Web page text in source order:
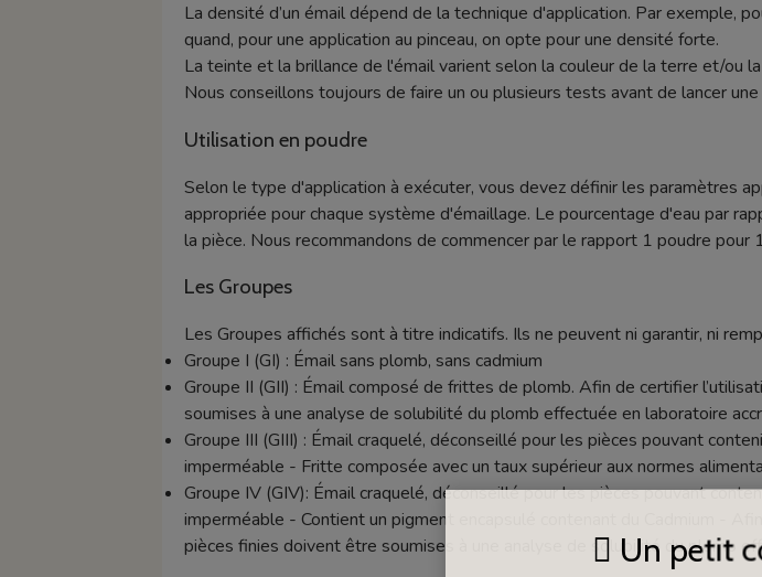
La densité d’un émail dépend de la technique d'application. Par exemple,
quand, pour une application au pinceau, on opte pour une densité forte.
La teinte et la brillance de l'émail varient selon la couleur de la terre et/ou
Nous conseillons toujours de faire un ou plusieurs tests avant de lancer
Utilisation en poudre
Selon le type d'application à exécuter, vous devez définir les paramètres
appropriée pour chaque système d'émaillage. Le pourcentage d'eau par
la pièce. Nous recommandons de commencer par le rapport 1 poudre pour
Les Groupes
Les Groupes affichés sont à titre indicatifs. Ils ne peuvent ni garantir, ni
Groupe I (GI) : Émail sans plomb, sans cadmium
Groupe II (GII) : Émail composé de frittes de plomb. Afin de certifier
soumises à une analyse de solubilité du plomb effectuée en laboratoire
Groupe III (GIII) : Émail craquelé, déconseillé pour les pièces pouvant
imperméable - Fritte composée avec un taux supérieur aux normes
Groupe IV (GIV): Émail craquelé, déconseillé pour les pièces pouvant
imperméable - Contient un pigment encapsulé contenant du Cadmium -
pièces finies doivent être soumises à une analyse de solubilité du plomb
Un petit